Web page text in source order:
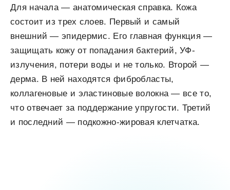
Для начала — анатомическая справка. Кожа
состоит из трех слоев. Первый и самый
внешний — эпидермис. Его главная функция —
защищать кожу от попадания бактерий, УФ-
излучения, потери воды и не только. Второй —
дерма. В ней находятся фибробласты,
коллагеновые и эластиновые волокна — все то,
что отвечает за поддержание упругости. Третий
и последний — подкожно-жировая клетчатка.